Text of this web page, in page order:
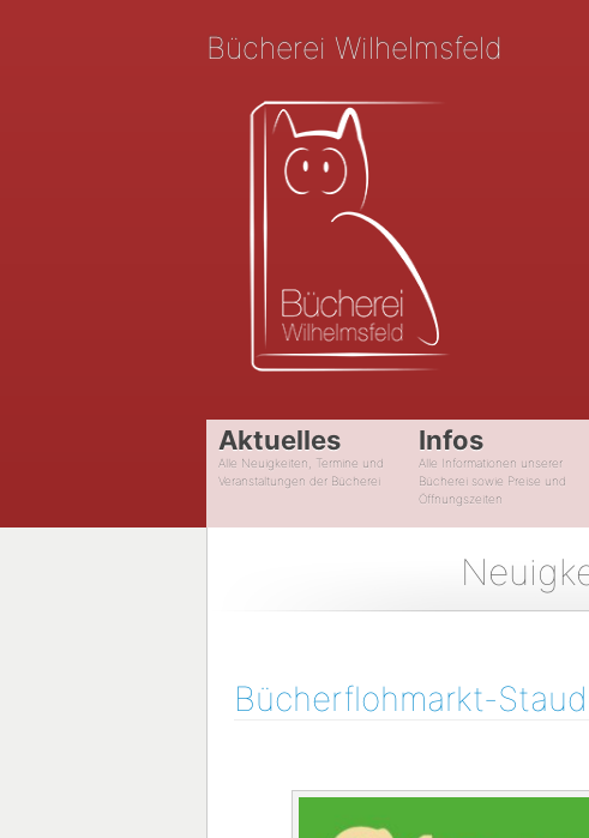
Bücherei Wilhelmsfeld
Aktuelles
Alle Neuigkeiten, Termine und
Veranstaltungen der Bücherei
Infos
Alle Informationen unserer
Bücherei sowie Preise und
Öffnungszeiten
Bücherflohmarkt-